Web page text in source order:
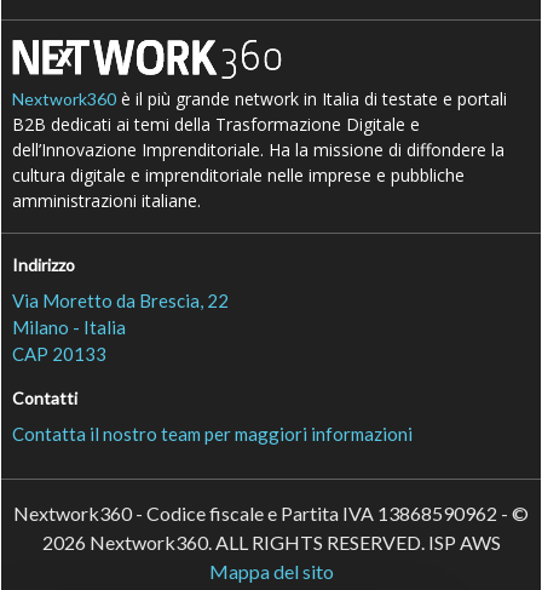
Nextwork360 è il più grande network in Italia di testate e portali
B2B dedicati ai temi della Trasformazione Digitale e
dell’Innovazione Imprenditoriale. Ha la missione di diffondere la
cultura digitale e imprenditoriale nelle imprese e pubbliche
amministrazioni italiane.
Indirizzo
Via Moretto da Brescia, 22
Milano - Italia
CAP 20133
Contatti
Contatta il nostro team per maggiori informazioni
Nextwork360 - Codice fiscale e Partita IVA 13868590962 - ©
2026 Nextwork360. ALL RIGHTS RESERVED. ISP AWS
Mappa del sito